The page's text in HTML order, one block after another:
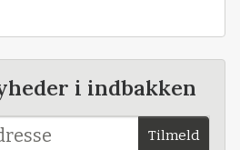
i indbakken
Tilmeld